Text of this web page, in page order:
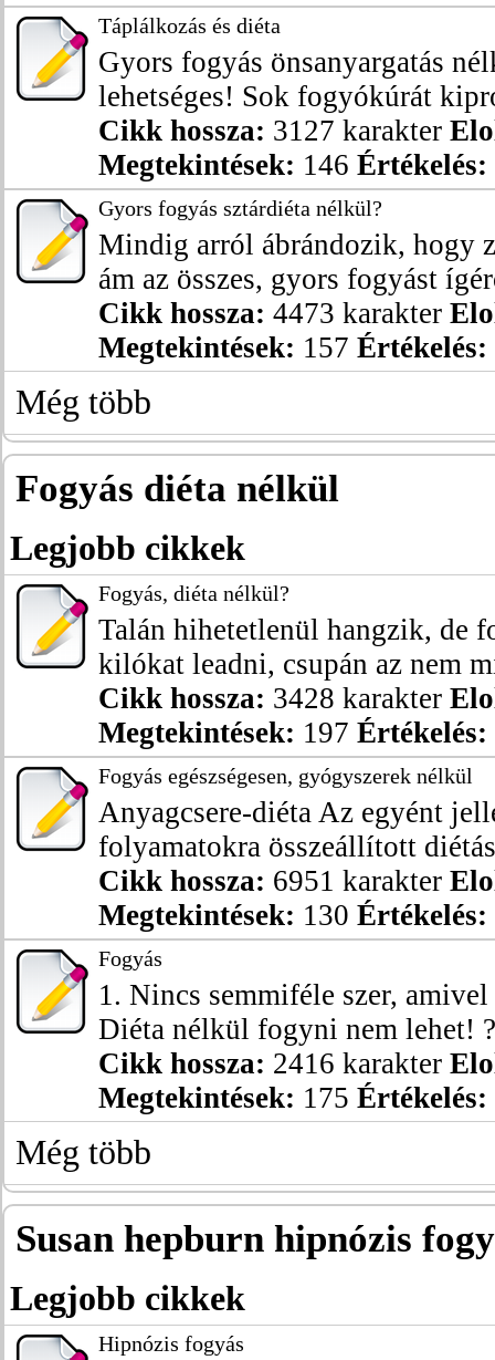
Táplálkozás és diéta
Gyors fogyás önsanyargatás
lehetséges! Sok fogyókúrát
Cikk hossza: 3127 karakter
Megtekintések: 146 Értékelés:
Gyors fogyás sztárdiéta nélkül?
Mindig arról ábrándozik, hogy
ám az összes, gyors fogyást
Cikk hossza: 4473 karakter
Megtekintések: 157 Értékelés:
Még több
Fogyás diéta nélkül
Legjobb cikkek
Fogyás, diéta nélkül?
Talán hihetetlenül hangzik, de
kilókat leadni, csupán az nem
Cikk hossza: 3428 karakter
Megtekintések: 197 Értékelés:
Fogyás egészségesen, gyógyszerek nélkül
Anyagcsere-diéta Az egyént
folyamatokra összeállított
Cikk hossza: 6951 karakter
Megtekintések: 130 Értékelés:
Fogyás
1. Nincs semmiféle szer,
Diéta nélkül fogyni nem lehet!
Cikk hossza: 2416 karakter
Megtekintések: 175 Értékelés:
Még több
Susan hepburn hipnózis
Legjobb cikkek
Hipnózis fogyás